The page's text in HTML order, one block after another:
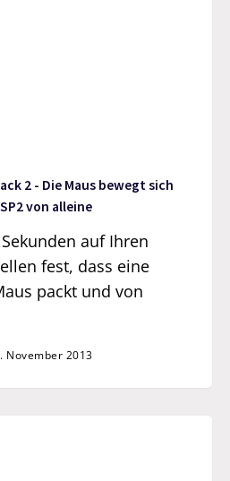
2 - Die Maus bewegt sich
von alleine
auf Ihren
fest, dass eine
packt und von
November 2013